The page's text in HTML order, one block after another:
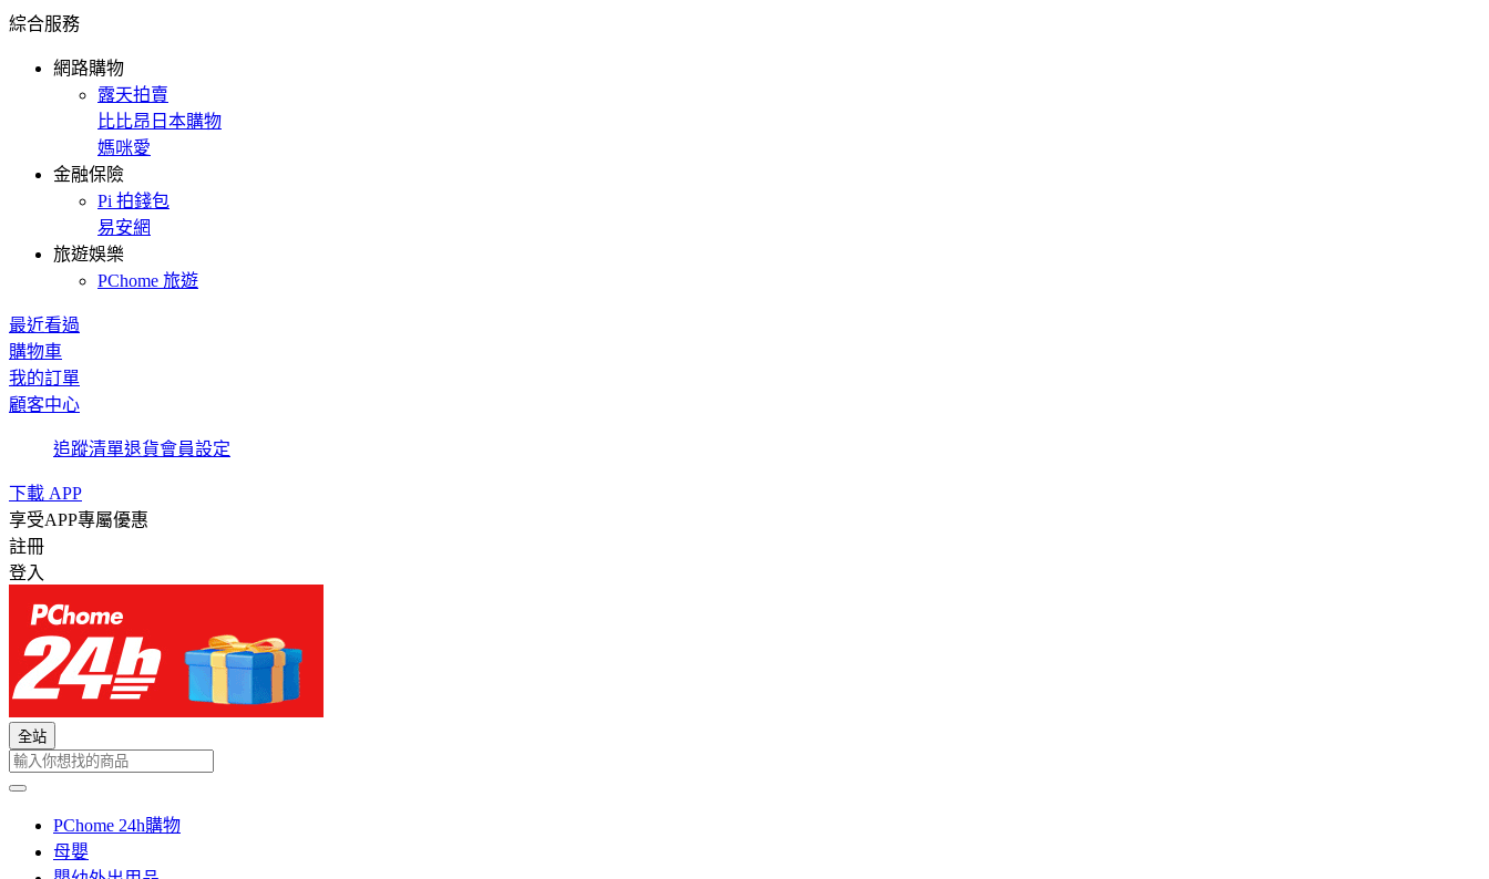
綜合服務
網路購物
露天拍賣
比比昂日本購物
媽咪愛
金融保險
Pi 拍錢包
易安網
旅遊娛樂
PChome 旅遊
最近看過
購物車
我的訂單
顧客中心
追蹤清單退貨會員設定
下載 APP
享受APP專屬優惠
註冊
登入
全站
PChome 24h購物
母嬰